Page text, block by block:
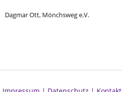
Dagmar Ott, Mönchsweg e.V.